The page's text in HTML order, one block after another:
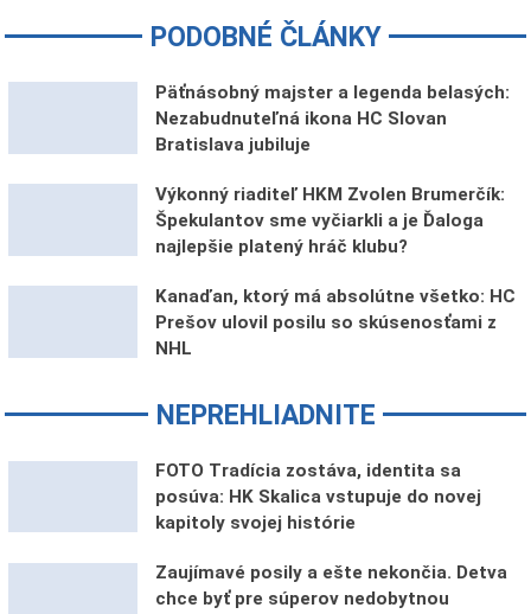
PODOBNÉ ČLÁNKY
Päťnásobný majster a legenda belasých:
Nezabudnuteľná ikona HC Slovan
Bratislava jubiluje
Výkonný riaditeľ HKM Zvolen Brumerčík:
Špekulantov sme vyčiarkli a je Ďaloga
najlepšie platený hráč klubu?
Kanaďan, ktorý má absolútne všetko: HC
Prešov ulovil posilu so skúsenosťami z
NHL
NEPREHLIADNITE
FOTO Tradícia zostáva, identita sa
posúva: HK Skalica vstupuje do novej
kapitoly svojej histórie
Zaujímavé posily a ešte nekončia. Detva
chce byť pre súperov nedobytnou